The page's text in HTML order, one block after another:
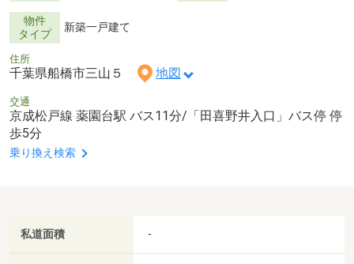
物件
タイプ
新築一戸建て
住所
千葉県船橋市三山５ 地図
交通
京成松戸線 薬園台駅 バス11分/「田喜野井入口」バス停 停
歩5分
乗り換え検索
私道面積 -